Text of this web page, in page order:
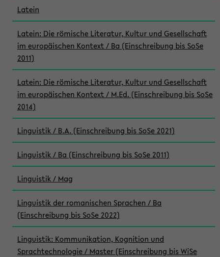
Latein
Latein: Die römische Literatur, Kultur und Gesellschaft
im europäischen Kontext / Ba (Einschreibung bis SoSe
2011)
Latein: Die römische Literatur, Kultur und Gesellschaft
im europäischen Kontext / M.Ed. (Einschreibung bis SoSe
2014)
Linguistik / B.A. (Einschreibung bis SoSe 2021)
Linguistik / Ba (Einschreibung bis SoSe 2011)
Linguistik / Mag
Linguistik der romanischen Sprachen / Ba
(Einschreibung bis SoSe 2022)
Linguistik: Kommunikation, Kognition und
Sprachtechnologie / Master (Einschreibung bis WiSe